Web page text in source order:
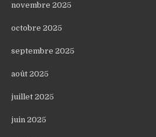
novembre 2025
octobre 2025
septembre 2025
août 2025
juillet 2025
juin 2025